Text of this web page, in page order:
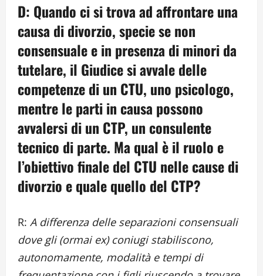
D: Quando ci si trova ad affrontare una
causa di divorzio, specie se non
consensuale e in presenza di minori da
tutelare, il Giudice si avvale delle
competenze di un CTU, uno psicologo,
mentre le parti in causa possono
avvalersi di un CTP, un consulente
tecnico di parte. Ma qual è il ruolo e
l’obiettivo finale del CTU nelle cause di
divorzio e quale quello del CTP?
R: A differenza delle separazioni consensuali
dove gli (ormai ex) coniugi stabiliscono,
autonomamente, modalità e tempi di